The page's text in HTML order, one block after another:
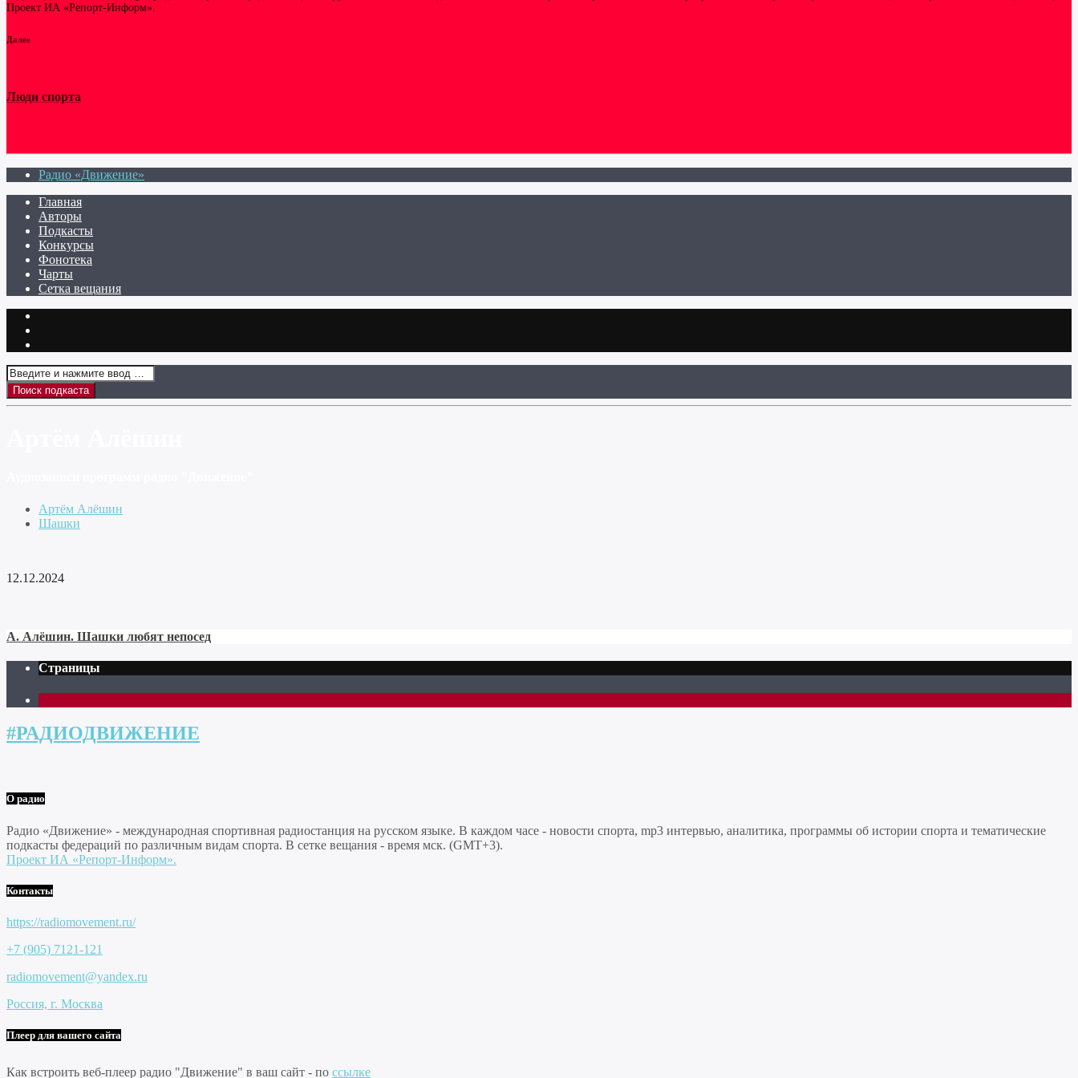
Проект ИА «Репорт-Информ».
Далее
Люди спорта
Радио «Движение»
Главная
Авторы
Подкасты
Конкурсы
Фонотека
Чарты
Сетка вещания
Артём Алёшин
Шашки
12.12.2024
А. Алёшин. Шашки любят непосед
Страницы
#РАДИОДВИЖЕНИЕ
О радио
Радио «Движение» - международная спортивная радиостанция на русском языке. В каждом часе - новости спорта, mp3 интервью, аналитика, программы об истории спорта и тематические
подкасты федераций по различным видам спорта. В сетке вещания - время мск. (GMT+3).
Проект ИА «Репорт-Информ».
Контакты
https://radiomovement.ru/
+7 (905) 7121-121
radiomovement@yandex.ru
Россия, г. Москва
Плеер для вашего сайта
Как встроить веб-плеер радио "Движение" в ваш сайт - по ссылке